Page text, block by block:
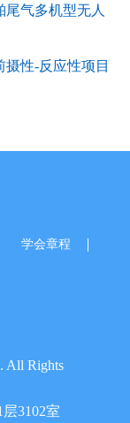
气多机型无人
性-反应性项目
学会章程
All Rights
3102室